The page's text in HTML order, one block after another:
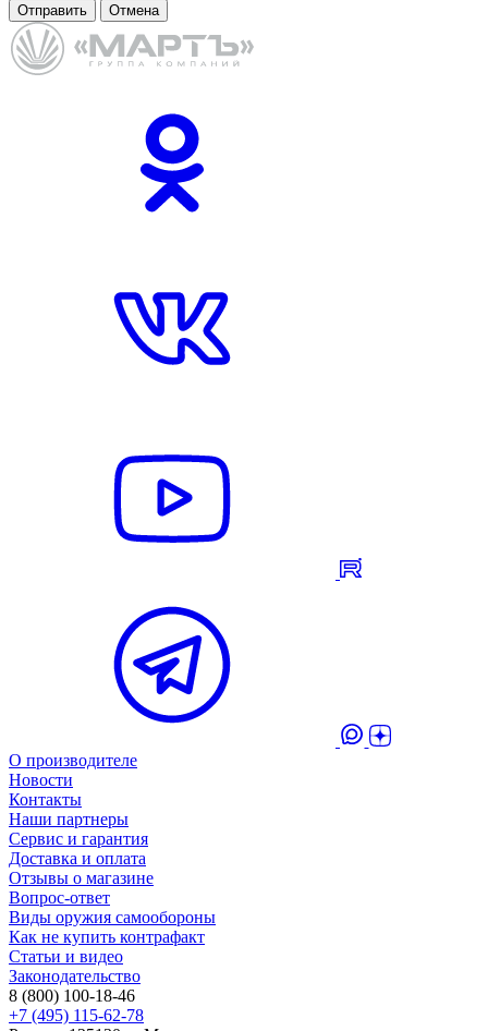
Отправить Отмена
О производителе
Новости
Контакты
Наши партнеры
Сервис и гарантия
Доставка и оплата
Отзывы о магазине
Вопрос-ответ
Виды оружия самообороны
Как не купить контрафакт
Статьи и видео
Законодательство
8 (800) 100-18-46
+7 (495) 115-62-78